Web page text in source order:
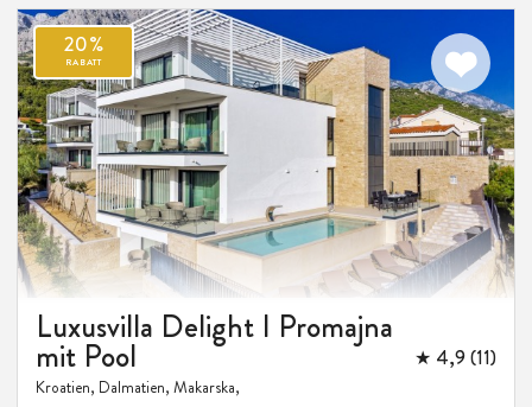
10%
Luxusvilla Delight I Promajna
mit Pool ★ 4,9 (11)
Kroatien, Dalmatien, Makarska,